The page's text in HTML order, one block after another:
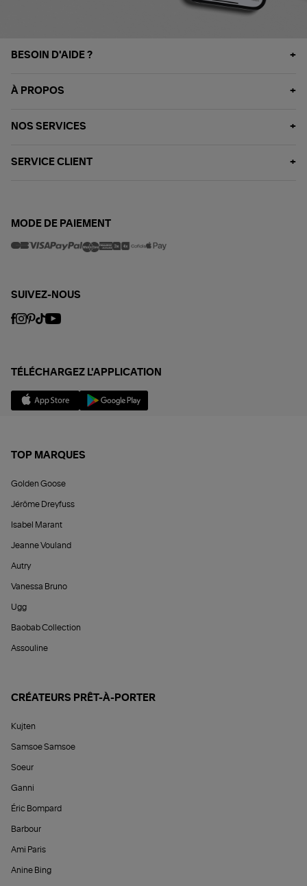
BESOIN D'AIDE ?
À PROPOS
NOS SERVICES
SERVICE CLIENT
MODE DE PAIEMENT
SUIVEZ-NOUS
TÉLÉCHARGEZ L'APPLICATION
TOP MARQUES
Golden Goose
Jérôme Dreyfuss
Isabel Marant
Jeanne Vouland
Autry
Vanessa Bruno
Ugg
Baobab Collection
Assouline
CRÉATEURS PRÊT-À-PORTER
Kujten
Samsoe Samsoe
Soeur
Ganni
Éric Bompard
Barbour
Ami Paris
Anine Bing